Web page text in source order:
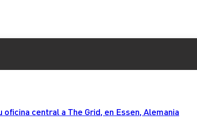
oficina central a The Grid, en Essen, Alemania